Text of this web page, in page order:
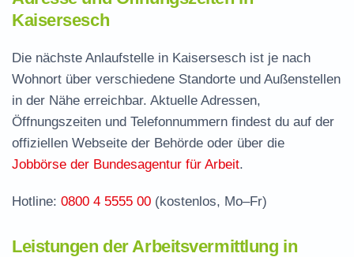
Leistungen der Arbeitsvermittlung in
Kaisersesch
Termin vereinbaren und Bürgergeld beantragen
Jobcenter Cochem-Zell – zuständige Stelle
Häufige Fragen rund ums Jobcenter
Kaisersesch
Die nächste Anlaufstelle in Kaisersesch ist je nach
Wohnort über verschiedene Standorte und Außenstellen
in der Nähe erreichbar. Aktuelle Adressen,
Öffnungszeiten und Telefonnummern findest du auf der
offiziellen Webseite der Behörde oder über die
Jobbörse der Bundesagentur für Arbeit.
Hotline: 0800 4 5555 00 (kostenlos, Mo–Fr)
Leistungen der Arbeitsvermittlung in